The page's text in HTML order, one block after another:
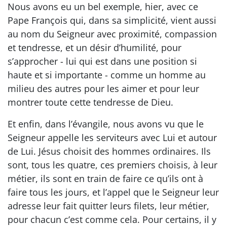
Nous avons eu un bel exemple, hier, avec ce
Pape François qui, dans sa simplicité, vient aussi
au nom du Seigneur avec proximité, compassion
et tendresse, et un désir d’humilité, pour
s’approcher - lui qui est dans une position si
haute et si importante - comme un homme au
milieu des autres pour les aimer et pour leur
montrer toute cette tendresse de Dieu.
Et enfin, dans l’évangile, nous avons vu que le
Seigneur appelle les serviteurs avec Lui et autour
de Lui. Jésus choisit des hommes ordinaires. Ils
sont, tous les quatre, ces premiers choisis, à leur
métier, ils sont en train de faire ce qu’ils ont à
faire tous les jours, et l’appel que le Seigneur leur
adresse leur fait quitter leurs filets, leur métier,
pour chacun c’est comme cela. Pour certains, il y